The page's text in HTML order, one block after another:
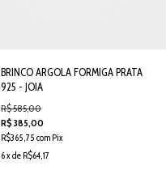
BRINCO ARGOLA FORMIGA PRATA
925 - JOIA
R$ 585,00
R$ 385,00
R$365,75 com Pix
6 x de R$64,17